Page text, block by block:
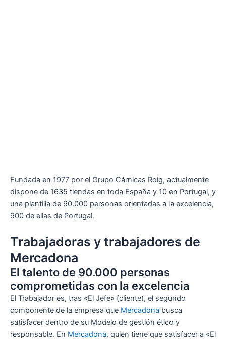
Fundada en 1977 por el Grupo Cárnicas Roig, actualmente
dispone de 1635 tiendas en toda España y 10 en Portugal, y
una plantilla de 90.000 personas orientadas a la excelencia,
900 de ellas de Portugal.
Trabajadoras y trabajadores de
Mercadona
El talento de 90.000 personas
comprometidas con la excelencia
El Trabajador es, tras «El Jefe» (cliente), el segundo
componente de la empresa que Mercadona busca
satisfacer dentro de su Modelo de gestión ético y
responsable. En Mercadona, quien tiene que satisfacer a «El